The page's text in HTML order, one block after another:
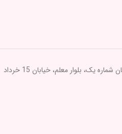
خراسان رضوی - قوچان، تربیت فرهنگیان شماره یک، بلوار معلم، خیابان 15 خرداد